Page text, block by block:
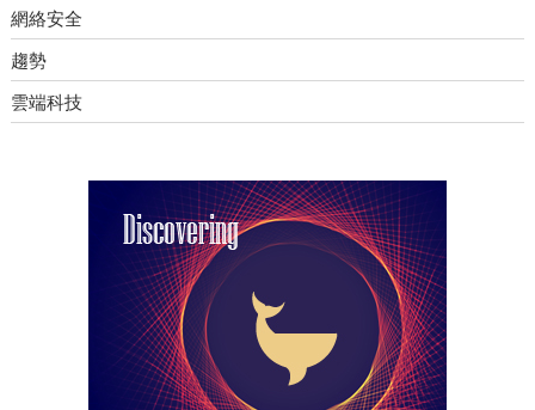
網絡安全
趨勢
雲端科技